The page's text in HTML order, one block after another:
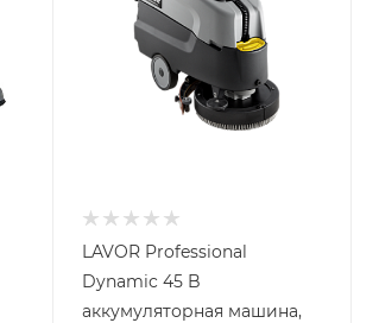
LAVOR Professional
Dynamic 45 B
аккумуляторная машина,